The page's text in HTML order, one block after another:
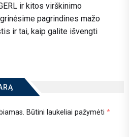
ir kitos virškinimo
pagrindines mažo
ir tai, kaip galite išvengti
Būtini laukeliai pažymėti *